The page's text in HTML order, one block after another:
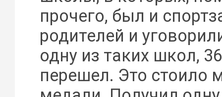
прочего, был и
родителей и
одну из таких школ,
перешел. Это стоило